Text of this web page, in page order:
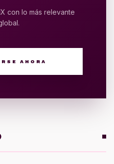
con lo más relevante
AHORA